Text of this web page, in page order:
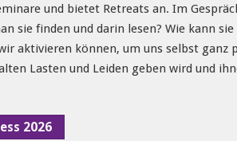
und bietet Retreats an. Im
sie finden und darin lesen? Wie kann
aktivieren können, um uns selbst ganz
Lasten und Leiden geben wird und
2026